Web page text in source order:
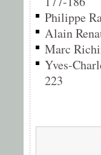
Philippe
Alain
Marc
Yves-
223